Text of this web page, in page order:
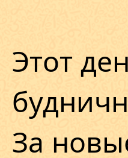
Этот
За